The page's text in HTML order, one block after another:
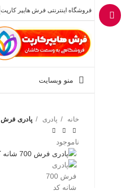
فروشگاه اینترنتی فرش هایپر کارپت
منو وبسایت
خانه پادری پادری فرش 700 شانه کد 77922
ناموجود